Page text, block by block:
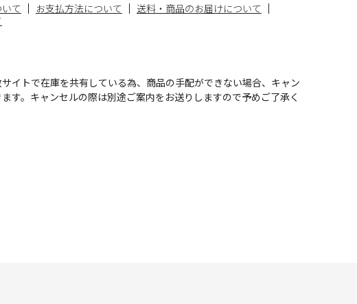
て お支払方法について
送料・商品のお届けについて
イトで在庫を共有している為、商品の手配ができない場合、キャン
す。キャンセルの際は別途ご案内をお送りしますので予めご了承く